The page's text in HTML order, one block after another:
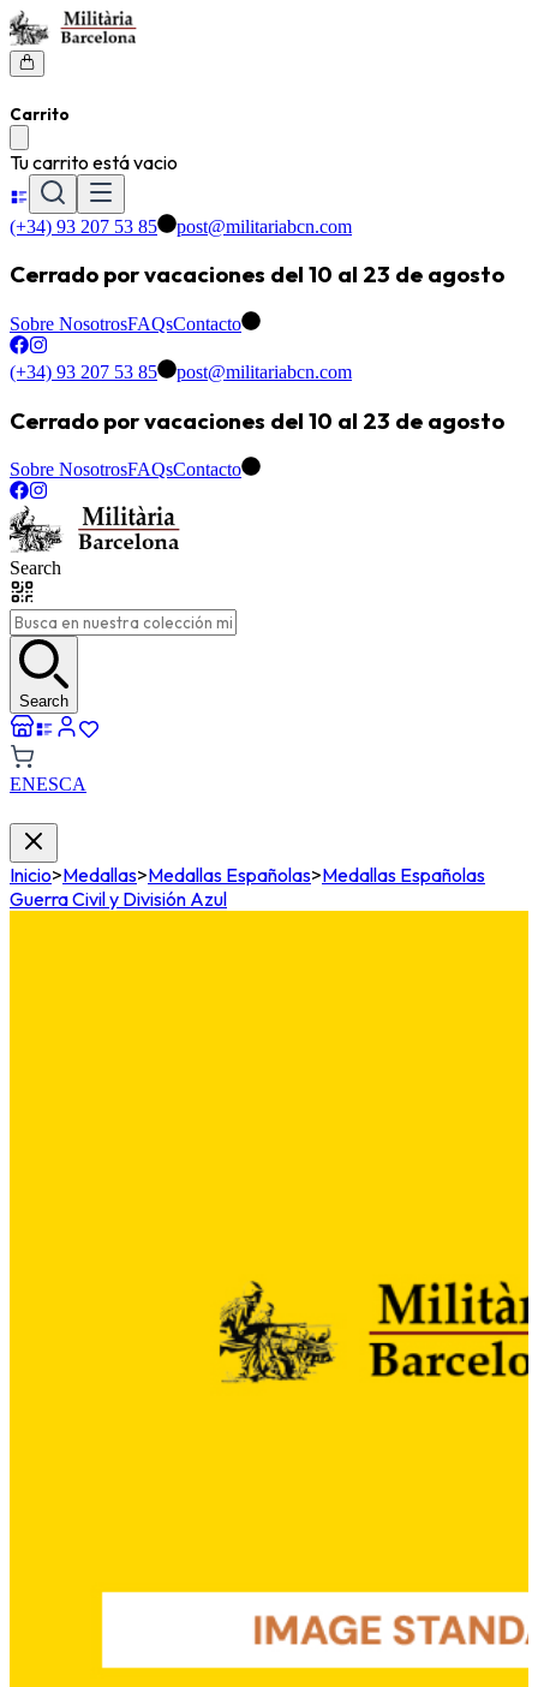
Carrito
Tu carrito está vacio
(+34) 93 207 53 85 post@militariabcn.com
Cerrado por vacaciones del 10 al 23 de agosto
Sobre NosotrosFAQsContacto
(+34) 93 207 53 85 post@militariabcn.com
Cerrado por vacaciones del 10 al 23 de agosto
Sobre NosotrosFAQsContacto
Search
Search
ENESCA
Inicio>Medallas>Medallas Españolas>Medallas Españolas
Guerra Civil y División Azul